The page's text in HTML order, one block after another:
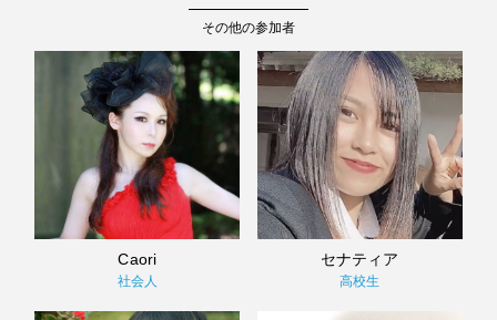
その他の参加者
Caori
社会人
セナティア
高校生